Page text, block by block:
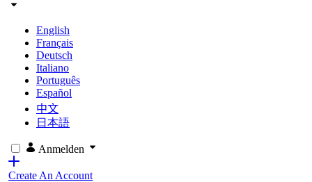
English
Français
Deutsch
Italiano
Português
Español
中文
日本語
Anmelden
Create An Account